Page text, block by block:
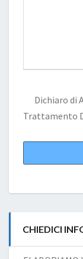
Dichiaro di
Trattamento
CHIEDICI